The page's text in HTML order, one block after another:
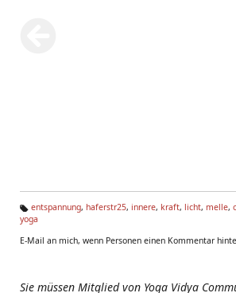
Ta
s:
entspannung, haferstr25, innere, kraft, licht, melle,
yoga
E-Mail an mich, wenn Personen einen Kommentar
Sie müssen Mitglied von Yoga Vidya